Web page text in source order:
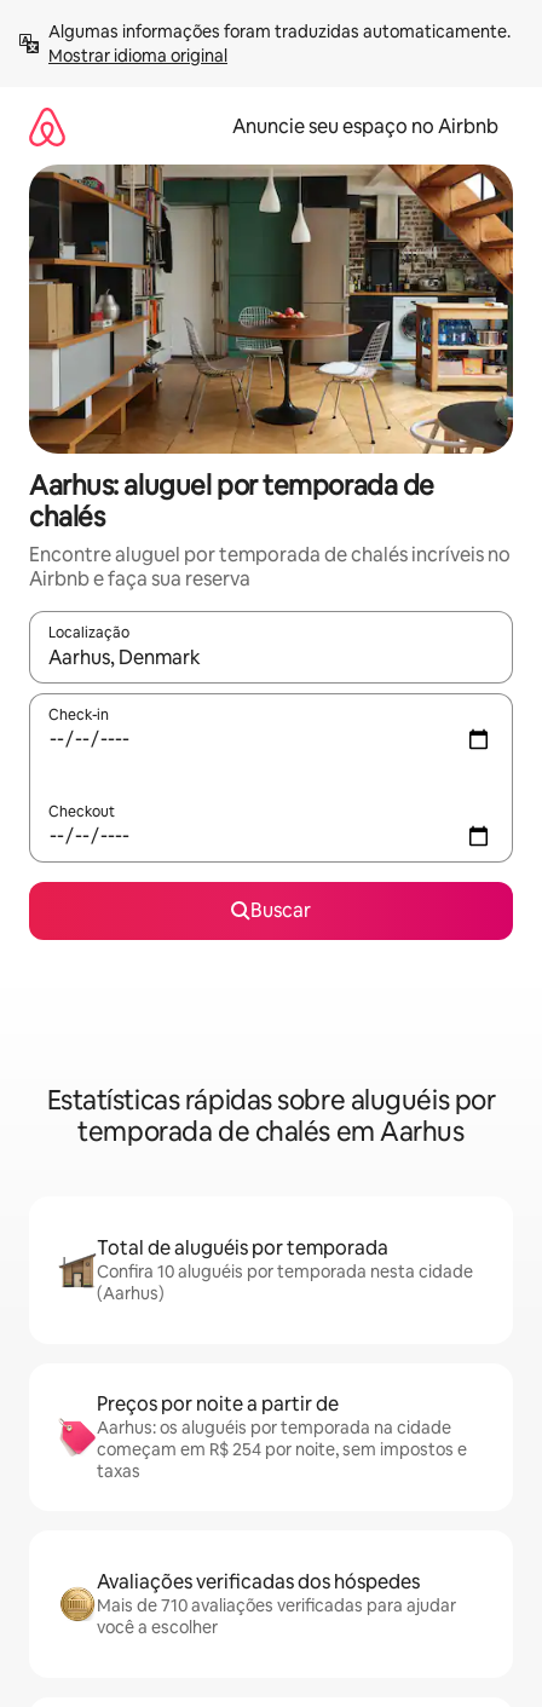
para
Mostrar idioma original
Anuncie seu espaço no Airbnb
Aarhus: aluguel por temporada de
chalés
Encontre aluguel por temporada de chalés incríveis no
Airbnb e faça sua reserva
Localização
Quando os resultados estiverem disponíveis, explore-os
Check-in
Checkout
Buscar
Estatísticas rápidas sobre aluguéis por
temporada de chalés em Aarhus
Total de aluguéis por temporada
Confira 10 aluguéis por temporada nesta cidade
(Aarhus)
Preços por noite a partir de
Aarhus: os aluguéis por temporada na cidade
começam em R$ 254 por noite, sem impostos e
taxas
Avaliações verificadas dos hóspedes
Mais de 710 avaliações verificadas para ajudar
você a escolher